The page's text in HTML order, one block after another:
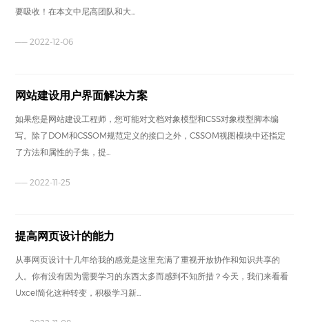
要吸收！在本文中尼高团队和大...
—— 2022-12-06
网站建设用户界面解决方案
如果您是网站建设工程师，您可能对文档对象模型和CSS对象模型脚本编
写。除了DOM和CSSOM规范定义的接口之外，CSSOM视图模块中还指定
了方法和属性的子集，提...
—— 2022-11-25
提高网页设计的能力
从事网页设计十几年给我的感觉是这里充满了重视开放协作和知识共享的
人。你有没有因为需要学习的东西太多而感到不知所措？今天，我们来看看
Uxcel简化这种转变，积极学习新...